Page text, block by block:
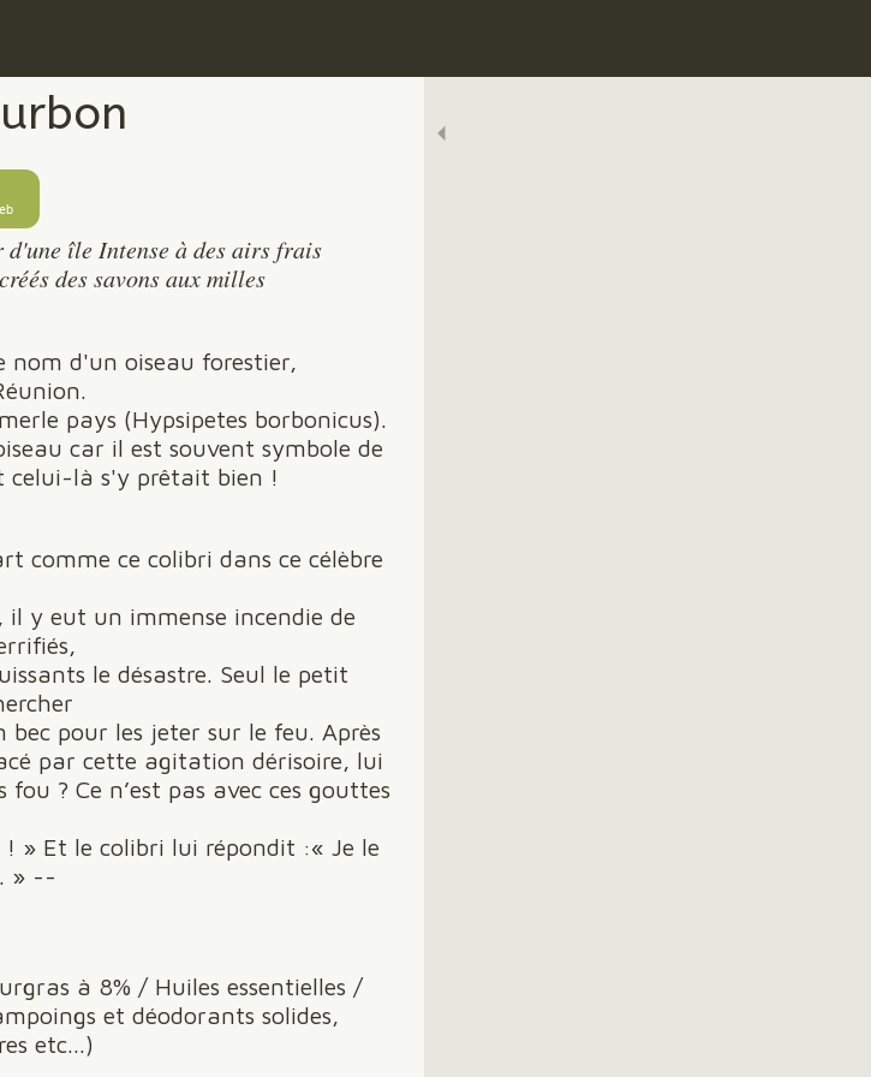
d'une île Intense à des airs frais
des savons aux milles
nom d'un oiseau forestier,
pays (Hypsipetes borbonicus).
car il est souvent symbole de
celui-là s'y prêtait bien !
comme ce colibri dans ce célèbre
y eut un immense incendie de
le désastre. Seul le petit
bec pour les jeter sur le feu. Après
par cette agitation dérisoire, lui
? Ce n’est pas avec ces gouttes
» Et le colibri lui répondit :« Je le
» --
à 8% / Huiles essentielles /
et déodorants solides,
etc...)